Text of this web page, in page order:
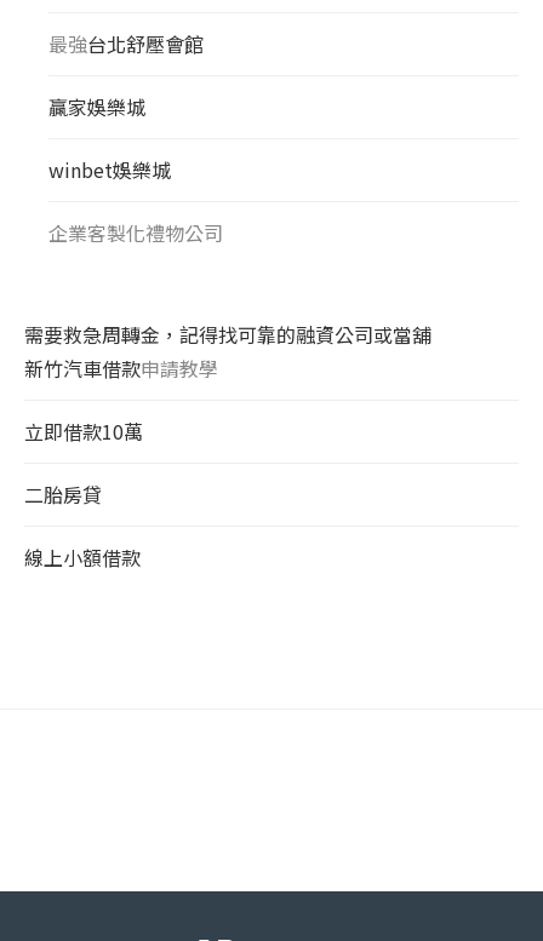
最強台北舒壓會館
贏家娛樂城
winbet娛樂城
企業客製化禮物公司
需要救急周轉金，記得找可靠的融資公司或當舖
新竹汽車借款申請教學
立即借款10萬
二胎房貸
線上小額借款